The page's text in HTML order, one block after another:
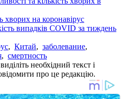
хворих на коронавірус
випадків COVID за тиждень
, Китай, заболевание,
, смертность
необхідний текст і
про це редакцію.